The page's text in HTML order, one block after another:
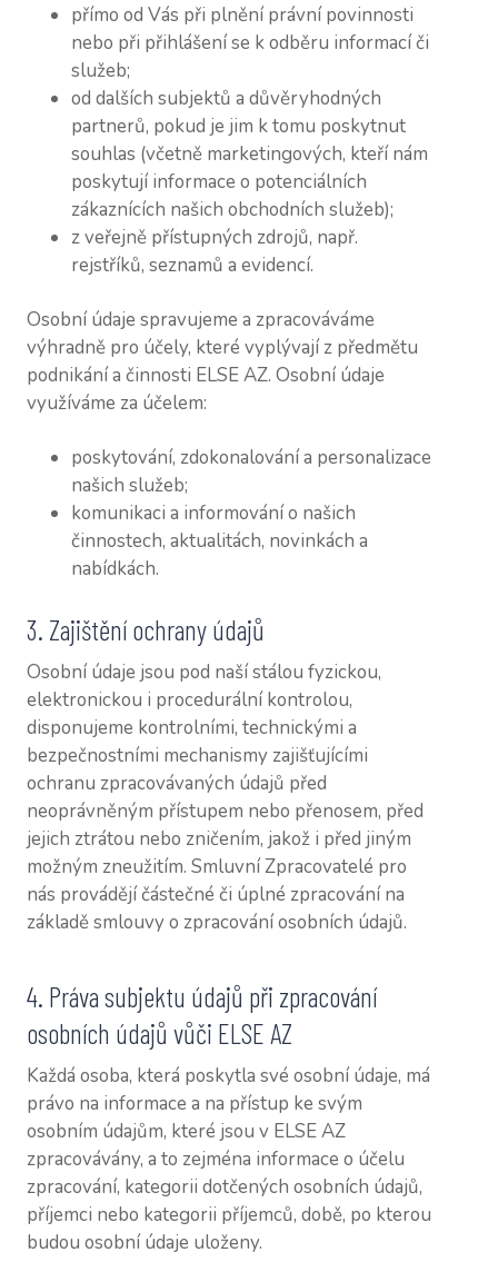
přímo od Vás při plnění právní povinnosti
nebo při přihlášení se k odběru informací či
služeb;
od dalších subjektů a důvěryhodných
partnerů, pokud je jim k tomu poskytnut
souhlas (včetně marketingových, kteří nám
poskytují informace o potenciálních
zákaznících našich obchodních služeb);
z veřejně přístupných zdrojů, např.
rejstříků, seznamů a evidencí.
Osobní údaje spravujeme a zpracováváme
výhradně pro účely, které vyplývají z předmětu
podnikání a činnosti ELSE AZ. Osobní údaje
využíváme za účelem:
poskytování, zdokonalování a personalizace
našich služeb;
komunikaci a informování o našich
činnostech, aktualitách, novinkách a
nabídkách.
3. Zajištění ochrany údajů
Osobní údaje jsou pod naší stálou fyzickou,
elektronickou i procedurální kontrolou,
disponujeme kontrolními, technickými a
bezpečnostními mechanismy zajišťujícími
ochranu zpracovávaných údajů před
neoprávněným přístupem nebo přenosem, před
jejich ztrátou nebo zničením, jakož i před jiným
možným zneužitím. Smluvní Zpracovatelé pro
nás provádějí částečné či úplné zpracování na
základě smlouvy o zpracování osobních údajů.
4. Práva subjektu údajů při zpracování
osobních údajů vůči ELSE AZ
Každá osoba, která poskytla své osobní údaje, má
právo na informace a na přístup ke svým
osobním údajům, které jsou v ELSE AZ
zpracovávány, a to zejména informace o účelu
zpracování, kategorii dotčených osobních údajů,
příjemci nebo kategorii příjemců, době, po kterou
budou osobní údaje uloženy.